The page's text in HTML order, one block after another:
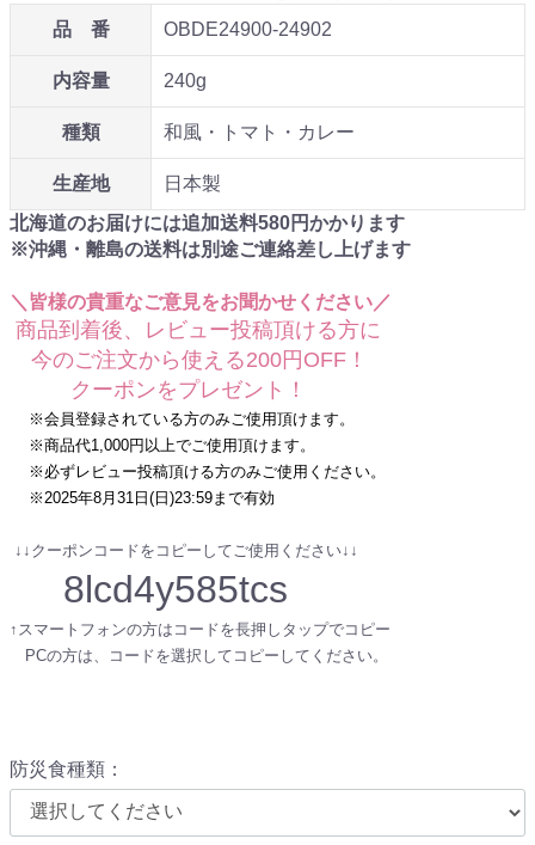
品 番
OBDE24900-24902
内容量 240g
種類 和風・トマト・カレー
生産地
日本製
北海道のお届けには追加送料580円かかります
※沖縄・離島の送料は別途ご連絡差し上げます
＼皆様の貴重なご意見をお聞かせください／
商品到着後、レビュー投稿頂ける方に
今のご注文から使える200円OFF！
クーポンをプレゼント！
※会員登録されている方のみご使用頂けます。
※商品代1,000円以上でご使用頂けます。
※必ずレビュー投稿頂ける方のみご使用ください。
※2025年8月31日(日)23:59まで有効
↓↓クーポンコードをコピーしてご使用ください↓↓
8lcd4y585tcs
↑スマートフォンの方はコードを長押しタップでコピー
PCの方は、コードを選択してコピーしてください。
防災食種類 ：